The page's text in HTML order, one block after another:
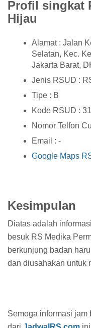
Profil singkat
Hijau
Alamat : Jalan
Selatan, Kec.
Jakarta Barat,
Jenis RSUD :
Tipe : B
Kode RSUD :
Nomor Telfon
Email : -
Google Maps
Kesimpulan
Diatas adalah
besuk RS Medika
berkunjung badan
dan diusahakan untuk
Semoga informasi jam